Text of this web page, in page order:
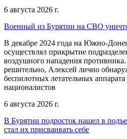
6 августа 2026 г.
Военный из Бурятии на СВО
В декабре 2024 года на Южно-
осуществлял прикрытие
воздушного нападения
решительно, Алексей лично
беспилотных летательных
националистов
6 августа 2026 г.
В Бурятии подросток нашел в
стал их присваивать себе